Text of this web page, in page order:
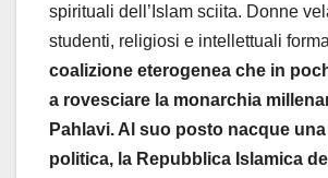
spirituali dell’Islam sciita. Donne
studenti, religiosi e intellettuali
coalizione eterogenea che in
a rovesciare la monarchia
Pahlavi. Al suo posto nacque
politica, la Repubblica Islamica